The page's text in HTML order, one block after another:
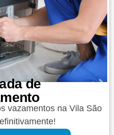
de
vazamentos na Vila São